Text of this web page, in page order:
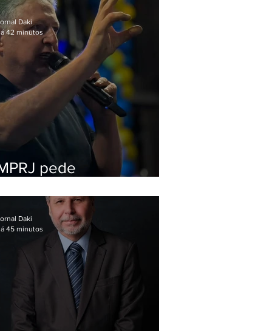
na Zona Oeste
pede
Daki
42 minutos
Daki
45 minutos